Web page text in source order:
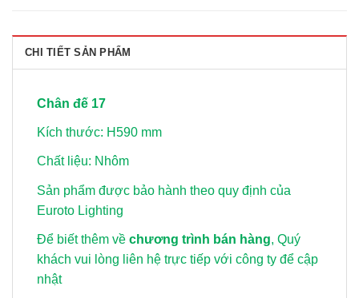
CHI TIẾT SẢN PHẨM
Chân đế 17
Kích thước: H590 mm
Chất liệu: Nhôm
Sản phẩm được bảo hành theo quy định của
Euroto Lighting
Để biết thêm về chương trình bán hàng, Quý
khách vui lòng liên hệ trực tiếp với công ty để cập
nhật